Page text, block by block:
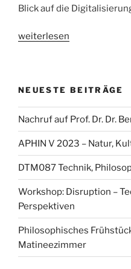
Blick auf die
„Kritik
den
Kritischen
Einführungstagen“
weiterlesen
NEUESTE BEITRÄGE
Nachruf auf Prof. Dr. Dr.
APHIN V 2023 – Natur,
DTM087 Technik,
Workshop: Disruption –
Perspektiven
Philosophisches
Matineezimmer